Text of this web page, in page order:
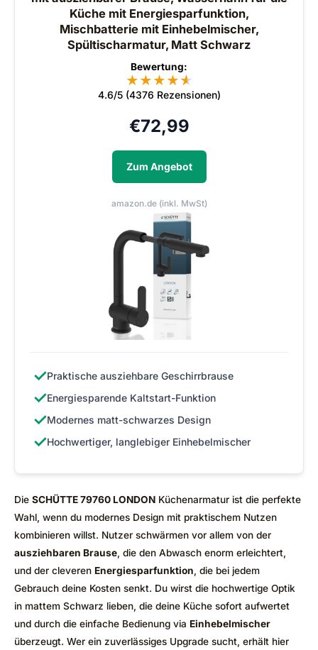
Küche mit Energiesparfunktion,
Mischbatterie mit Einhebelmischer,
Spültischarmatur, Matt Schwarz
Bewertung:
★★★★★
★
4.6/5 (4376 Rezensionen)
€72,99
Zum Angebot
amazon.de (inkl. MwSt)
✓Praktische ausziehbare Geschirrbrause
✓Energiesparende Kaltstart-Funktion
✓Modernes matt-schwarzes Design
✓Hochwertiger, langlebiger Einhebelmischer
Die SCHÜTTE 79760 LONDON Küchenarmatur ist die perfekte
Wahl, wenn du modernes Design mit praktischem Nutzen
kombinieren willst. Nutzer schwärmen vor allem von der
ausziehbaren Brause , die den Abwasch enorm erleichtert,
und der cleveren Energiesparfunktion , die bei jedem
Gebrauch deine Kosten senkt. Du wirst die hochwertige Optik
in mattem Schwarz lieben, die deine Küche sofort aufwertet
und durch die einfache Bedienung via Einhebelmischer
überzeugt. Wer ein zuverlässiges Upgrade sucht, erhält hier